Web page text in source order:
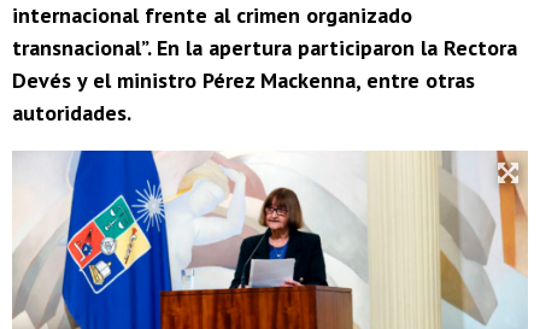
internacional frente al crimen organizado
transnacional”. En la apertura participaron la Rectora
Devés y el ministro Pérez Mackenna, entre otras
autoridades.